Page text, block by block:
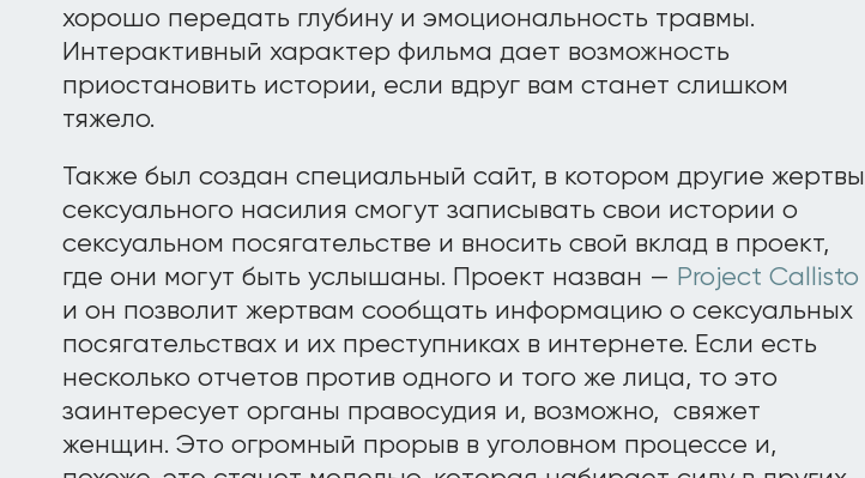
хорошо передать глубину и эмоциональность травмы.
Интерактивный характер фильма дает возможность
приостановить истории, если вдруг вам станет слишком
тяжело.
Также был создан специальный сайт, в котором другие жертвы
сексуального насилия смогут записывать свои истории о
сексуальном посягательстве и вносить свой вклад в проект,
где они могут быть услышаны. Проект назван — Project Callisto
и он позволит жертвам сообщать информацию о сексуальных
посягательствах и их преступниках в интернете. Если есть
несколько отчетов против одного и того же лица, то это
заинтересует органы правосудия и, возможно, свяжет
женщин. Это огромный прорыв в уголовном процессе и,